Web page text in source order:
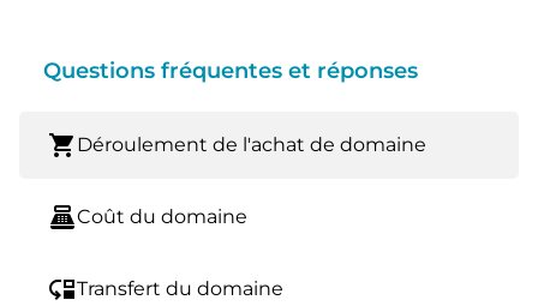
Questions fréquentes et réponses
shopping_cart Déroulement de l'achat de domaine
point_of_saleCoût du domaine
move_downTransfert du domaine